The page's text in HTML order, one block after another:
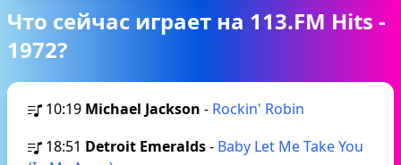
Что сейчас играет на 113.FM Hits -
1972?
10:19 Michael Jackson - Rockin' Robin
18:51 Detroit Emeralds- Baby Let Me Take You